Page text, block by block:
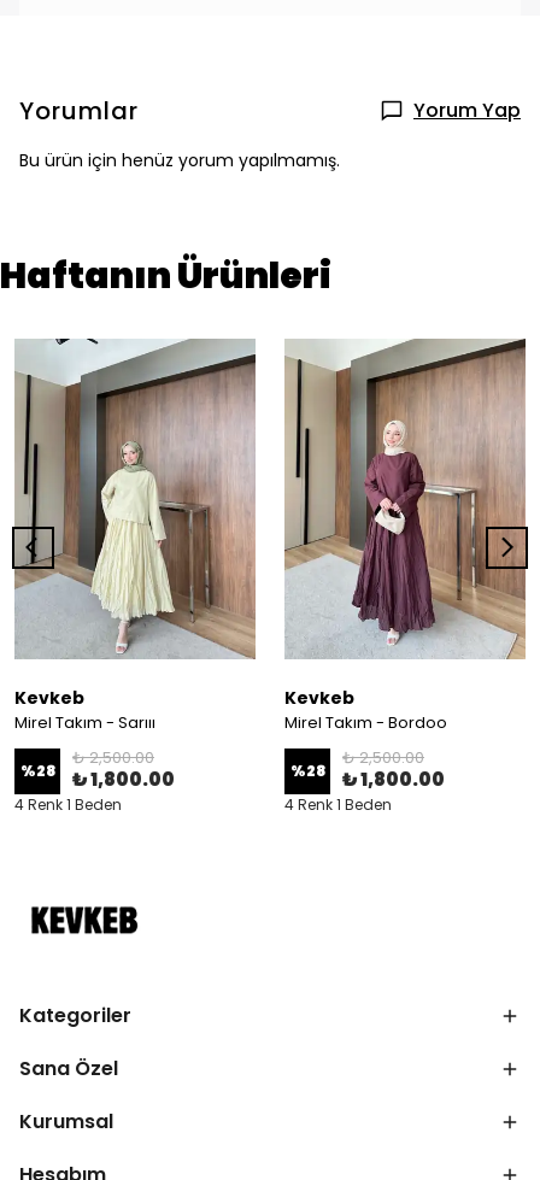
Yorumlar Yorum Yap
Bu ürün için henüz yorum yapılmamış.
Haftanın Ürünleri
Kevkeb
Mirel Takım - Sarııı
%28
₺ 2,500.00
₺ 1,800.00
4 Renk 1 Beden
Kevkeb
Mirel Takım - Bordoo
%28
₺ 2,500.00
₺ 1,800.00
4 Renk 1 Beden
Kategoriler
Sana Özel
Kurumsal